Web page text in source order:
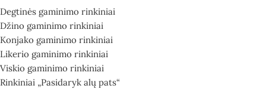
Degtinės gaminimo rinkiniai
Džino gaminimo rinkiniai
Konjako gaminimo rinkiniai
Likerio gaminimo rinkiniai
Viskio gaminimo rinkiniai
Rinkiniai „Pasidaryk alų pats“